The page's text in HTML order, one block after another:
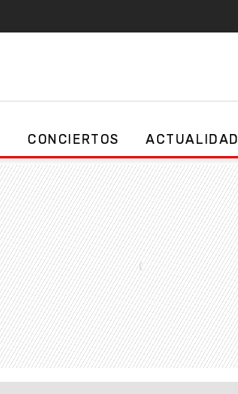
CONCIERTOS ACTUALIDAD